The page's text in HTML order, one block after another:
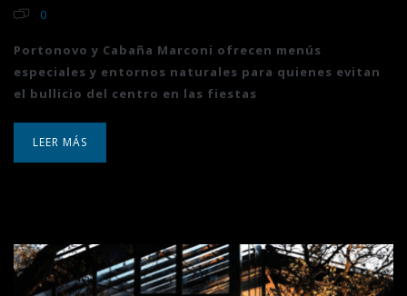
0
Portonovo y Cabaña Marconi ofrecen menús
especiales y entornos naturales para quienes evitan
el bullicio del centro en las fiestas
LEER MÁS